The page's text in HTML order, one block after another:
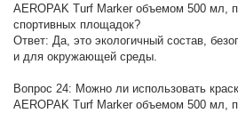
AEROPAK Turf Marker объемом 500 мл,
спортивных площадок?
Ответ: Да, это экологичный состав,
и для окружающей среды.
Вопрос 24: Можно ли использовать
AEROPAK Turf Marker объемом 500 мл,